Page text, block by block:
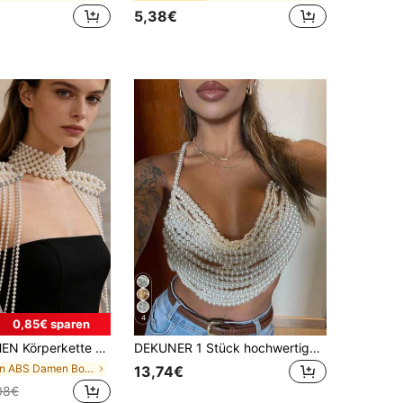
in Frauen Schulter Kette 5,38€
0,85€ sparen
geeignet für Ballkleider von Königinnen, passend zu formellen Anzügen um königliche Eleganz zu zeigen
in ABS Damen Body Chain Top
4
DEKUNER 1 Stück hochwertige, luxuriöse Perlencamisole mit mehreren Lagen, handgefertigte, geknotete, modische, sexy Perlenkörperkette für Frauen
13,74€